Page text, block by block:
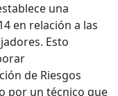
una
en relación a las
Esto
de Riesgos
por un técnico que